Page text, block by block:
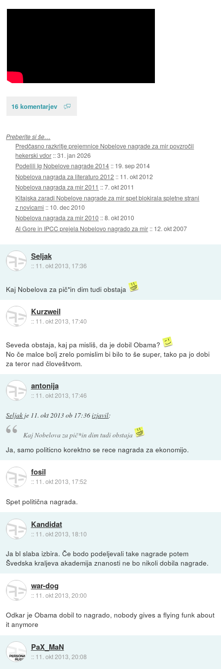
16 komentarjev
Preberite si še…
Predčasno razkritje prejemnice Nobelove nagrade za mir povzročil
hekerski vdor ::31. jan 2026
Podelili Ig Nobelove nagrade 2014 :: 19. sep 2014
Nobelova nagrada za literaturo 2012 :: 11. okt 2012
Nobelova nagrada za mir 2011 ::7. okt 2011
Kitajska zaradi Nobelove nagrade za mir spet blokirala spletne strani
z novicami :: 10. dec 2010
Nobelova nagrada za mir 2010 ::8. okt 2010
Al Gore in IPCC prejela Nobelovo nagrado za mir :: 12. okt 2007
Seljak
:: 11. okt 2013, 17:36
Kaj Nobelova za pič*in dim tudi obstaja
Kurzweil
:: 11. okt 2013, 17:40
Seveda obstaja, kaj pa misliš, da je dobil Obama?
No če malce bolj zrelo pomislim bi bilo to še super, tako pa jo dobi
za teror nad človeštvom.
antonija
:: 11. okt 2013, 17:46
Seljak je 11. okt 2013 ob 17:36izjavil:
Kaj Nobelova za pič*in dim tudi obstaja
Ja, samo politicno korektno se rece nagrada za ekonomijo.
fosil
:: 11. okt 2013, 17:52
Spet politična nagrada.
Kandidat
:: 11. okt 2013, 18:10
Ja bl slaba izbira. Če bodo podeljevali take nagrade potem
Švedska kraljeva akademija znanosti ne bo nikoli dobila nagrade.
war-dog
:: 11. okt 2013, 20:00
Odkar je Obama dobil to nagrado, nobody gives a flying funk about
it anymore
PaX_MaN
:: 11. okt 2013, 20:08